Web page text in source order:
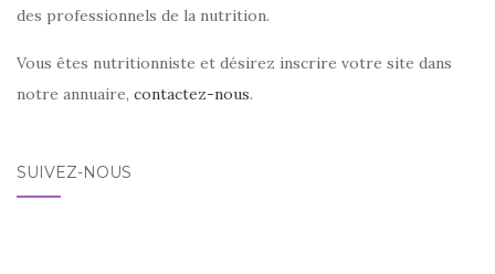
des professionnels de la nutrition.
Vous êtes nutritionniste et désirez inscrire votre site dans
notre annuaire, contactez-nous.
SUIVEZ-NOUS